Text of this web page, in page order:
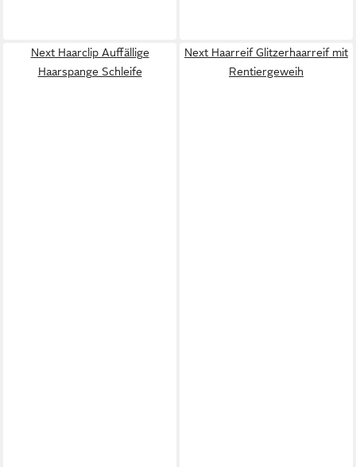
Next Haarclip Auffällige
Haarspange Schleife
Next Haarreif Glitzerhaarreif mit
Rentiergeweih